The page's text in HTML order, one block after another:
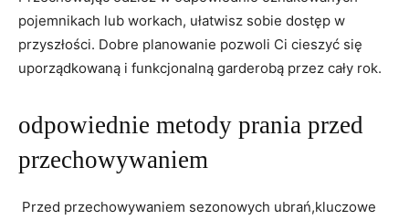
pojemnikach lub workach, ułatwisz ‍sobie dostęp w
przyszłości. Dobre planowanie⁣ pozwoli Ci ‍cieszyć się
uporządkowaną i funkcjonalną ​garderobą przez cały rok.
odpowiednie metody prania przed
przechowywaniem
‌ Przed przechowywaniem sezonowych ubrań,kluczowe